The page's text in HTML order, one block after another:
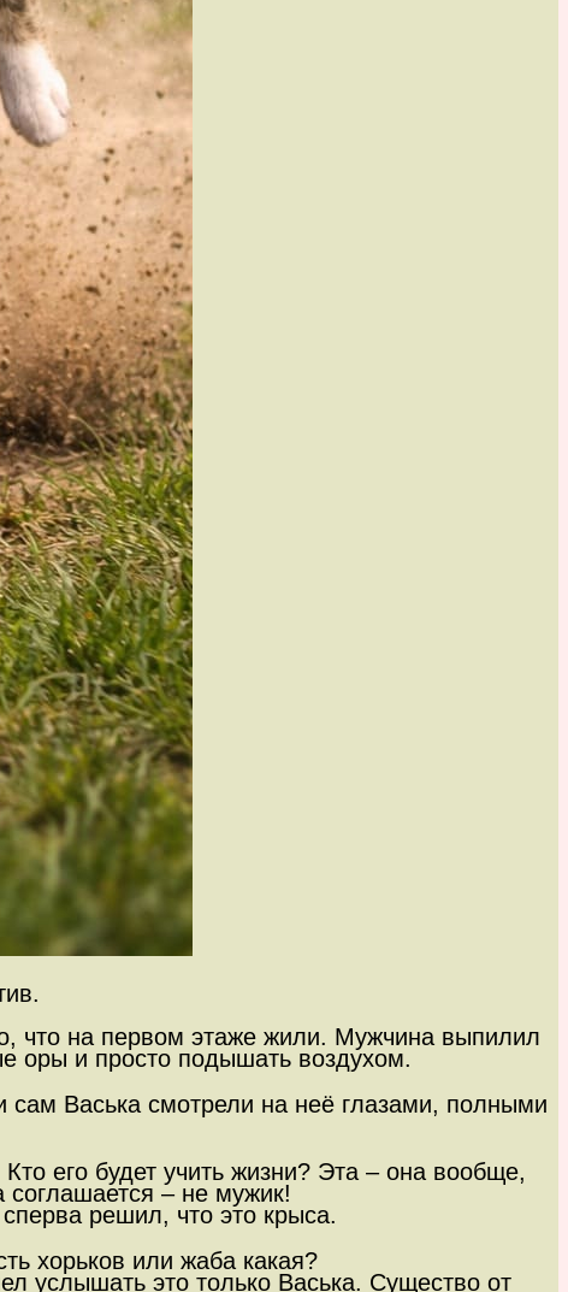
что на первом этаже жили. Мужчина выпилил
оры и просто подышать воздухом.
Васька смотрели на неё глазами, полными
его будет учить жизни? Эта – она вообще,
– не мужик!
решил, что это крыса.
хорьков или жаба какая?
услышать это только Васька. Существо от